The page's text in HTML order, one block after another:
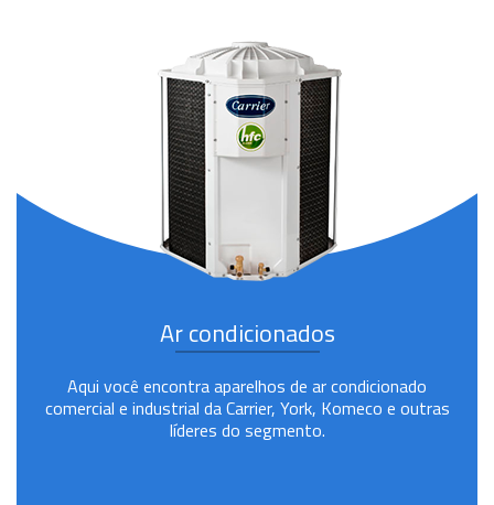
Ar condicionados
Aqui você encontra aparelhos de ar condicionado
comercial e industrial da Carrier, York, Komeco e outras
líderes do segmento.